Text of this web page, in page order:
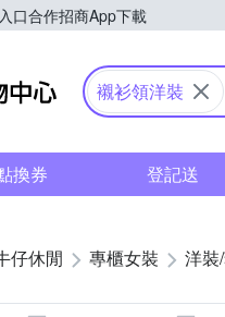
口合作招商App下載
Yahoo購物中心
襯衫領洋裝
換券 登記送
仔休閒 專櫃女裝 洋裝